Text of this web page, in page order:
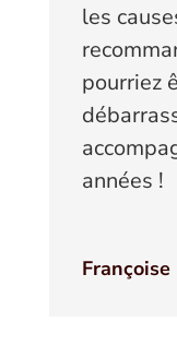
les
pourriez
années !
Françoise